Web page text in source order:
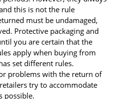
this is not the rule
must be undamaged,
Protective packaging and
you are certain that the
apply when buying from
set different rules.
problems with the return of
try to accommodate
possible.